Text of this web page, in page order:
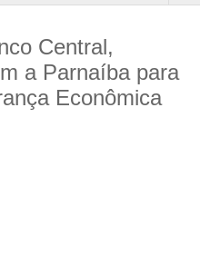
Central,
a Parnaíba para
Econômica